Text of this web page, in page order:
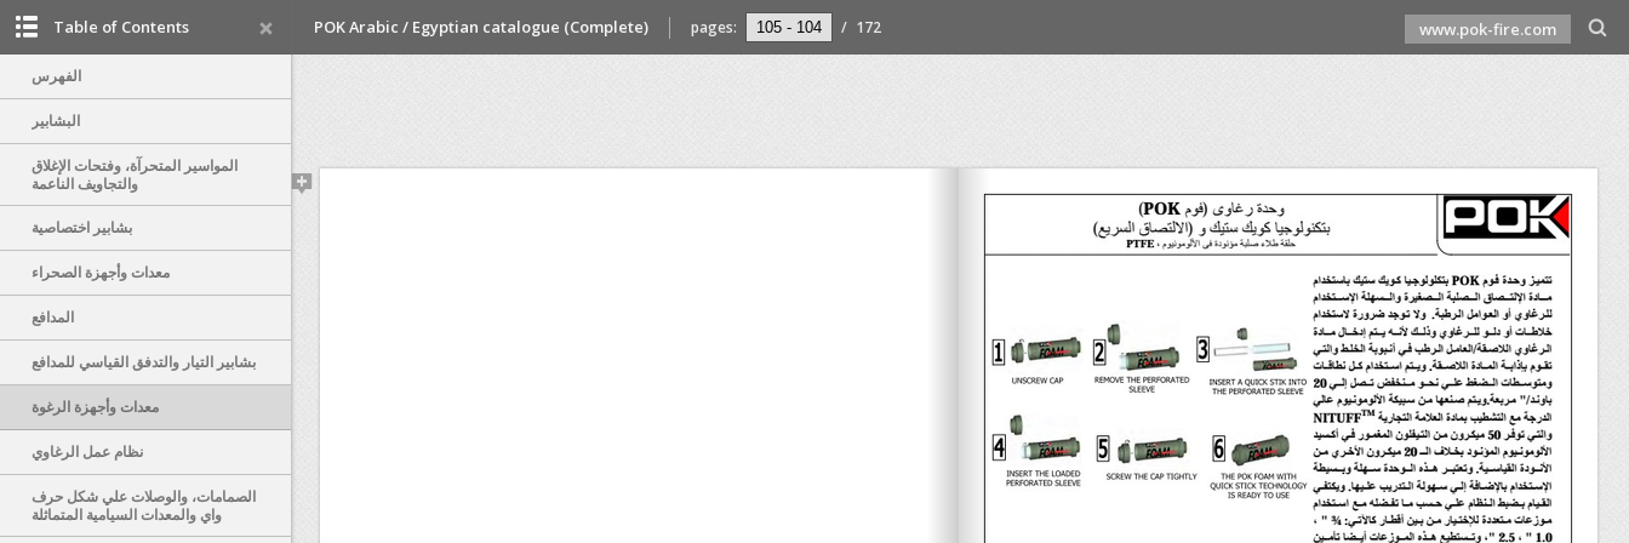
POK Arabic / Egyptian catalogue (Complete) pages: / 172 www.pok-fire.com
Table of Contents
الفهرس
البشابير
المواسير المتحرآة، وفتحات الإغلاق
والتجاويف الناعمة
بشابير اختصاصية
معدات وأجهزة الصحراء
المدافع
بشابير التيار والتدفق القياسي للمدافع
معدات وأجهزة الرغوة
نظام عمل الرغاوي
الصمامات، والوصلات علي شكل حرف
واي والمعدات السيامية المتماثلة